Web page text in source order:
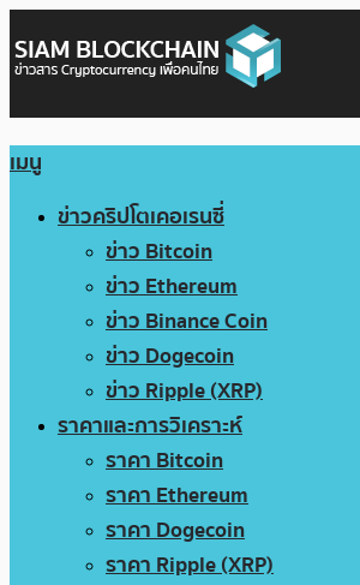
เมนู
ข่าวคริปโตเคอเรนซี่
ข่าว Bitcoin
ข่าว Ethereum
ข่าว Binance Coin
ข่าว Dogecoin
ข่าว Ripple (XRP)
ราคาและการวิเคราะห์
ราคา Bitcoin
ราคา Ethereum
ราคา Dogecoin
ราคา Ripple (XRP)